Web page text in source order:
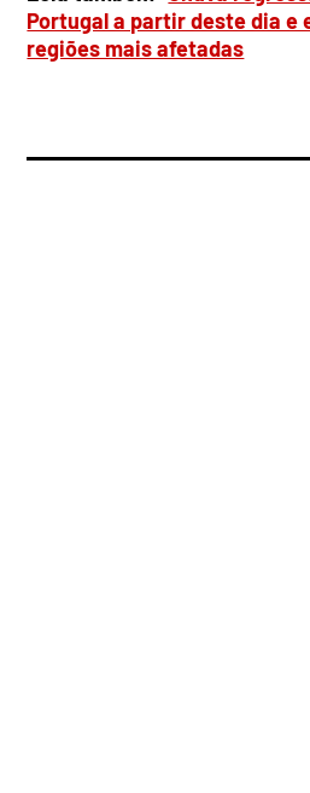
Portugal a partir deste dia e
regiões mais afetadas